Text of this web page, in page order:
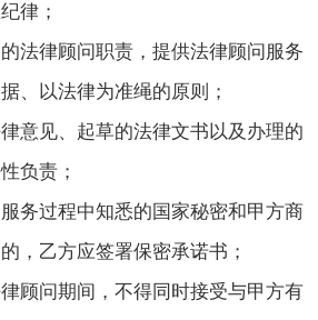
律；
法律顾问职责，提供法律顾问服务
、以法律为准绳的原则；
意见、起草的法律文书以及办理的
负责；
务过程中知悉的国家秘密和甲方商
，乙方应签署保密承诺书；
顾问期间，不得同时接受与甲方有